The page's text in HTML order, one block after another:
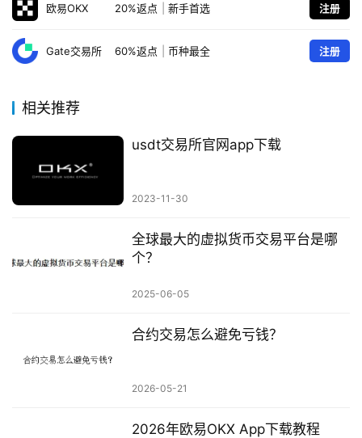
欧易OKX 20%返点 新手首选 注册
Gate交易所 60%返点 币种最全 注册
相关推荐
usdt交易所官网app下载
2023-11-30
全球最大的虚拟货币交易平台是哪
个？
2025-06-05
合约交易怎么避免亏钱？
2026-05-21
2026年欧易OKX App下载教程